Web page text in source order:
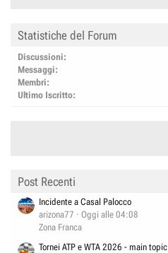
Statistiche del Forum
Discussioni
Messaggi
Membri
Ultimo Iscritto
Post Recenti
Incidente a Casal Palocco
arizona77
Oggi alle 04:08
Zona Franca
Tornei ATP e WTA 2026 - main topic